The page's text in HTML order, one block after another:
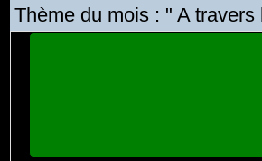
Thème du mois : " A travers